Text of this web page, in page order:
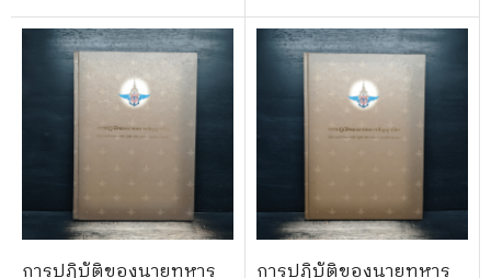
การปฏิบัติของนายทหาร การปฏิบัติของนายทหาร